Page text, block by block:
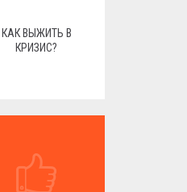
КАК ВЫЖИТЬ В
КРИЗИС?